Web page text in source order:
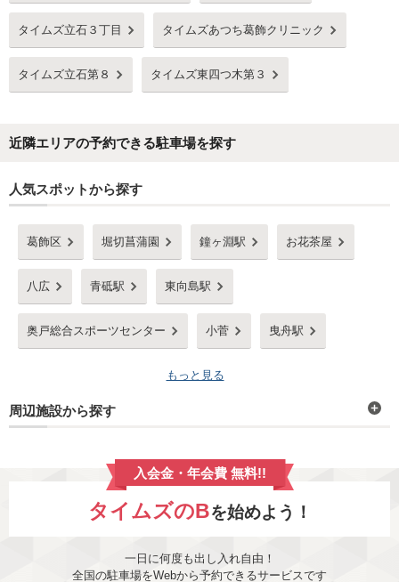
タイムズ立石３丁目 タイムズあつち葛飾クリニック
タイムズ立石第８ タイムズ東四つ木第３
近隣エリアの予約できる駐車場を探す
人気スポットから探す
葛飾区 堀切菖蒲園 鐘ヶ淵駅 お花茶屋
八広 青砥駅 東向島駅
奥戸総合スポーツセンター 小菅 曳舟駅
もっと見る
周辺施設から探す
入会金・年会費 無料!!
タイムズのBを始めよう！
一日に何度も出し入れ自由！
全国の駐車場をWebから予約できるサービスです